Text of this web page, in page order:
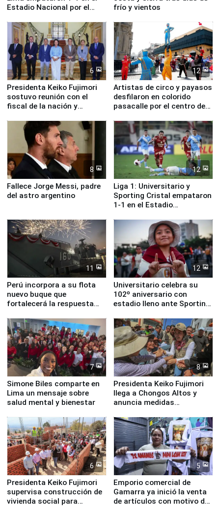
Estadio Nacional por el
frío y vientos
6
Presidenta Keiko Fujimori
sostuvo reunión con el
fiscal de la nación y
12
Artistas de circo y payasos
desfilaron en colorido
pasacalle por el centro de
8
Fallece Jorge Messi, padre
del astro argentino
12
Liga 1: Universitario y
Sporting Cristal empataron
1-1 en el Estadio
11
Perú incorpora a su flota
nuevo buque que
fortalecerá la respuesta
12
Universitario celebra su
102º aniversario con
estadio lleno ante Sporting
7
Simone Biles comparte en
Lima un mensaje sobre
salud mental y bienestar
8
Presidenta Keiko Fujimori
llega a Chongos Altos y
anuncia medidas
educación, salud y empleo
6
Presidenta Keiko Fujimori
supervisa construcción de
vivienda social para
5
Emporio comercial de
Gamarra ya inició la venta
de artículos con motivo de